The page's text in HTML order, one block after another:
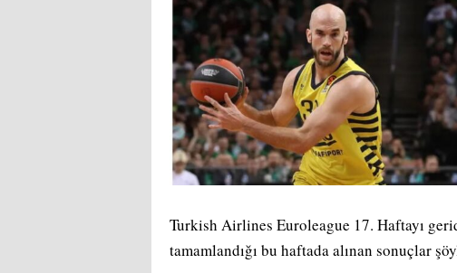
Turkish Airlines Euroleague 17. Haftayı
tamamlandığı bu haftada alınan sonuçlar